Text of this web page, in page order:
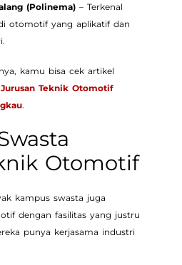
(Polinema) – Terkenal
otomotif yang aplikatif dan
kamu bisa cek artikel
Teknik Otomotif
.
Otomotif
kampus swasta juga
dengan fasilitas yang justru
punya kerjasama industri